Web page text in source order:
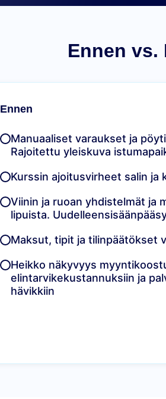
Ennen
Ennen
Manuaaliset varaukset ja
Rajoitettu yleiskuva
Kurssin ajoitusvirheet salin ja
Viinin ja ruoan yhdistelmät ja
lipuista.
Maksut, tipit ja tilinpäätökset
Heikko näkyvyys
elintarvikekustannuksiin ja
hävikkiin